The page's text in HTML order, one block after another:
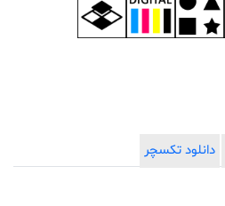
دانلود تکسچر